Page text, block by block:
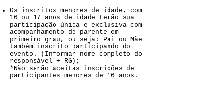
Os inscritos menores de idade, com
16 ou 17 anos de idade terão sua
participação única e exclusiva com
acompanhamento de parente em
primeiro grau, ou seja: Pai ou Mãe
também inscrito participando do
evento. (Informar nome completo do
responsável + RG);
*Não serão aceitas inscrições de
participantes menores de 16 anos.